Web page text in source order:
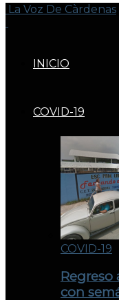
La Voz De Càrdenas
INICIO
COVID-19
COVID-19
Regreso
con